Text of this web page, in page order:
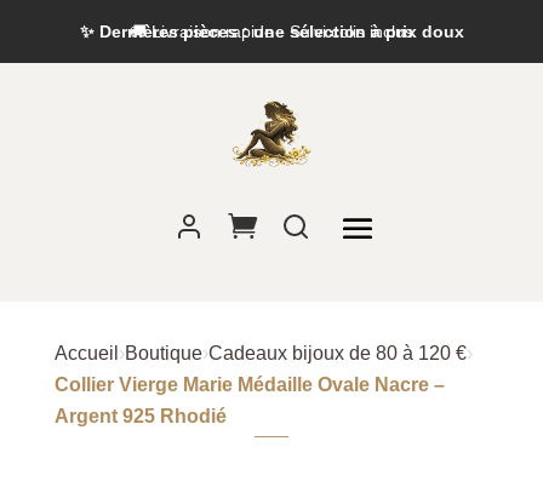
✨ Dernières pièces : une sélection à prix doux
Accueil ›Boutique›Cadeaux bijoux de 80 à 120 €›
Collier Vierge Marie Médaille Ovale Nacre –
Argent 925 Rhodié